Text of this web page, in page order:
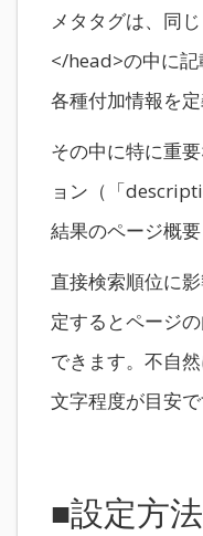
メタタグは、同
</head>の中に
各種付加情報を定
その中に特に重
ョン（「
結果のページ概要
直接検索順位に
定するとページ
できます。不自
文字程度が目安で
■設定方法